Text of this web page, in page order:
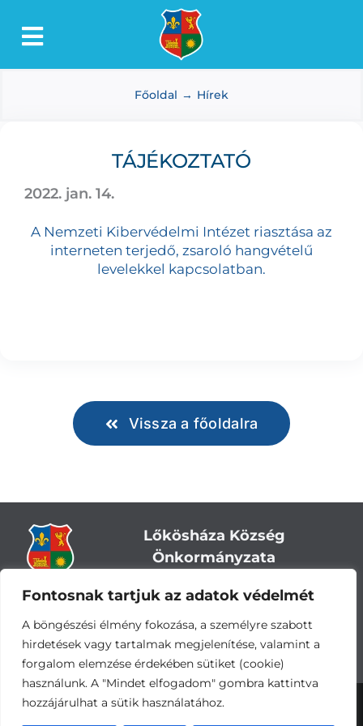
Fontosnak tartjuk az adatok védelmét
A böngészési élmény fokozása, a személyre szabott
hirdetések vagy tartalmak megjelenítése, valamint a
forgalom elemzése érdekében sütiket (cookie)
használunk. A "Mindet elfogadom" gombra kattintva
hozzájárulhat a sütik használatához.
Toggle
Lőkösháza
Dokumentumtár
Média
Választás
Főoldal Hírek
TÁJÉKOZTATÓ
2022. jan. 14.
A Nemzeti Kibervédelmi Intézet riasztása az
interneten terjedő, zsaroló hangvételű
levelekkel kapcsolatban.
Vissza a főoldalra
Lőkösháza Község
Önkormányzata
Cím:5743 Lőkösháza, Eleki út 28.
Központi telefonszám:+36 66 244-244
E-mail: titkarsag@lokoshaza.hu
Hivatali Kapu: JZO28
Adatvédelemi nyilatkozat•